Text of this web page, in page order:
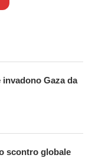
Gaza da
scontro globale